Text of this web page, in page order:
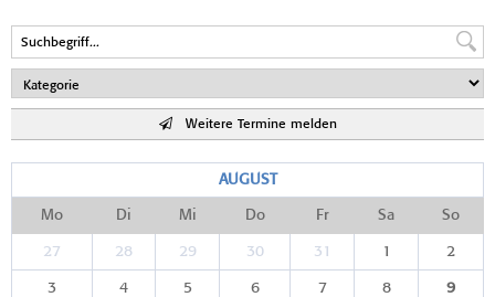
Weitere Termine melden
AUGUST
Mo Di Mi Do Fr Sa So
27 28 29 30 31 1 2
3 4 5 6 7 8 9